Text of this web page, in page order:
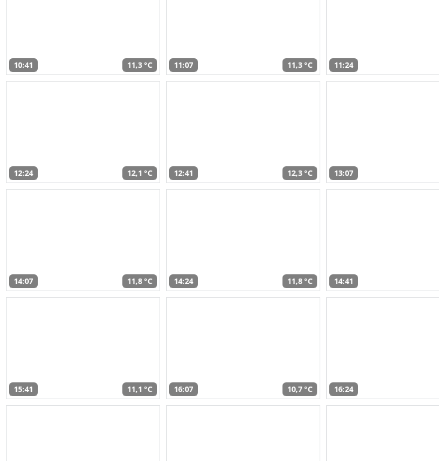
10:41 11,3 °C 11:07 11,3 °C 11:24
12:24 12,1 °C 12:41 12,3 °C 13:07
14:07 11,8 °C 14:24 11,8 °C 14:41
15:41 11,1 °C 16:07 10,7 °C 16:24